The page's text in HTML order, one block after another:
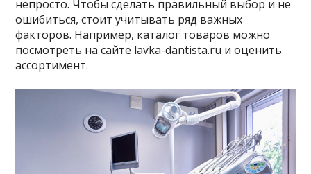
непросто. Чтобы сделать правильный выбор и не
ошибиться, стоит учитывать ряд важных
факторов. Например, каталог товаров можно
посмотреть на сайте lavka-dantista.ru и оценить
ассортимент.